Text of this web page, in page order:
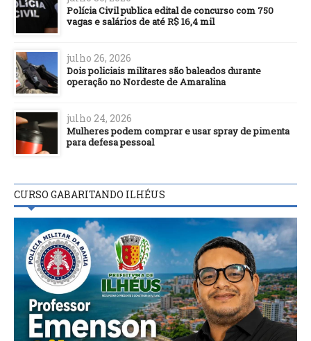
Polícia Civil publica edital de concurso com 750
vagas e salários de até R$ 16,4 mil
julho 26, 2026
Dois policiais militares são baleados durante
operação no Nordeste de Amaralina
julho 24, 2026
Mulheres podem comprar e usar spray de pimenta
para defesa pessoal
CURSO GABARITANDO ILHÉUS